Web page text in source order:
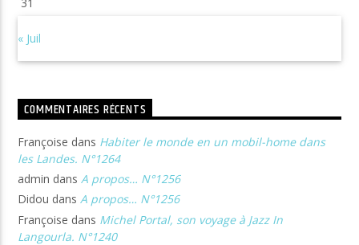
31
« Juil
COMMENTAIRES RÉCENTS
Françoise dans Habiter le monde en un mobil-home dans
les Landes. N°1264
admin dansA propos… N°1256
Didou dansA propos… N°1256
Françoise dans Michel Portal, son voyage à Jazz In
Langourla. N°1240